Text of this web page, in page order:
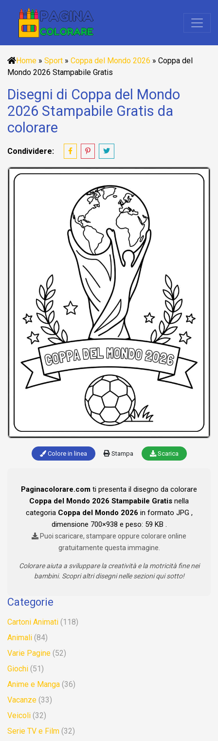
Home » Sport » Coppa del Mondo 2026 » Coppa del
Mondo 2026 Stampabile Gratis
Disegni di Coppa del Mondo
2026 Stampabile Gratis da
colorare
Condividere:
Colore in linea Stampa Scarica
Paginacolorare.com ti presenta il disegno da colorare
Coppa del Mondo 2026 Stampabile Gratis nella
categoria Coppa del Mondo 2026 in formato JPG ,
dimensione 700×938 e peso: 59 KB .
Puoi scaricare, stampare oppure colorare online
gratuitamente questa immagine.
Colorare aiuta a sviluppare la creatività e la motricità fine nei
bambini. Scopri altri disegni nelle sezioni qui sotto!
Categorie
Cartoni Animati (118)
Animali (84)
Varie Pagine (52)
Giochi (51)
Anime e Manga (36)
Vacanze (33)
Veicoli (32)
Serie TV e Film (32)